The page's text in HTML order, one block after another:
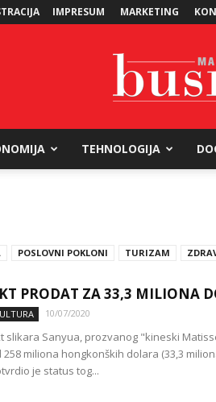
IMPRESUM MARKETING
TEHNOLOGIJA
POSLOVNI POKLONI TURIZAM
PRODAT ZA 33,3 MILIONA
10/07/2020
slikara Sanyua, prozvanog "kineski
258 miliona hongkonških dolara (33,3
je status tog...